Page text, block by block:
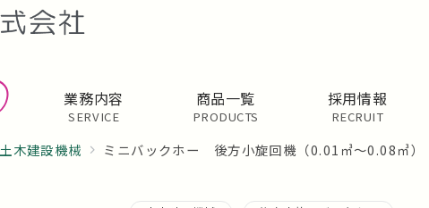
業務内容
SERVICE
商品一覧
PRODUCTS
採用情報
RECRUIT
土木建設機械 ミニバックホー 後方小旋回機（0.01㎥～0.08㎥）